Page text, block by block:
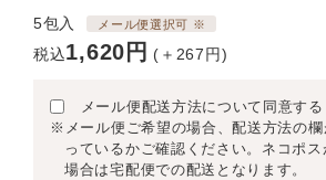
5包入 メール便選択可 ※
税込1,620円 (＋267円)
メール便配送方法について同意する
※メール便ご希望の場合、配送方法の
っているかご確認ください。ネコポ
場合は宅配便での配送となります。